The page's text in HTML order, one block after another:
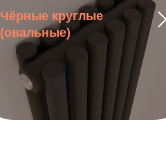
Чёрные круглые
(овальные)